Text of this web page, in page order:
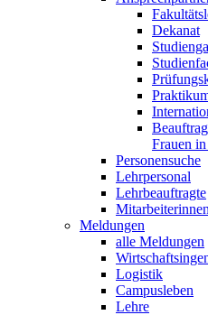
Dekanat
Frauen
Personensuche
Lehrpersonal
Lehrbeauftragte
Meldungen
alle Meldungen
Logistik
Campusleben
Lehre